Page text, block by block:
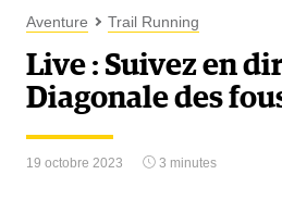
Aventure Trail Running
Live : Suivez en
Diagonale des
19 octobre 2023 3 minutes